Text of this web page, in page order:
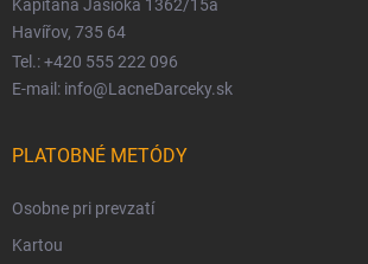
Kapitána Jasioka 1362/15a
Havířov, 735 64
Tel.: +420 555 222 096
E-mail: info@LacneDarceky.sk
PLATOBNÉ METÓDY
Osobne pri prevzatí
Kartou